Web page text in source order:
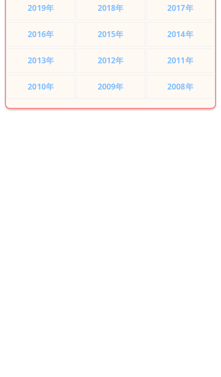
2019年 2018年 2017年
2016年 2015年 2014年
2013年 2012年 2011年
2010年 2009年 2008年